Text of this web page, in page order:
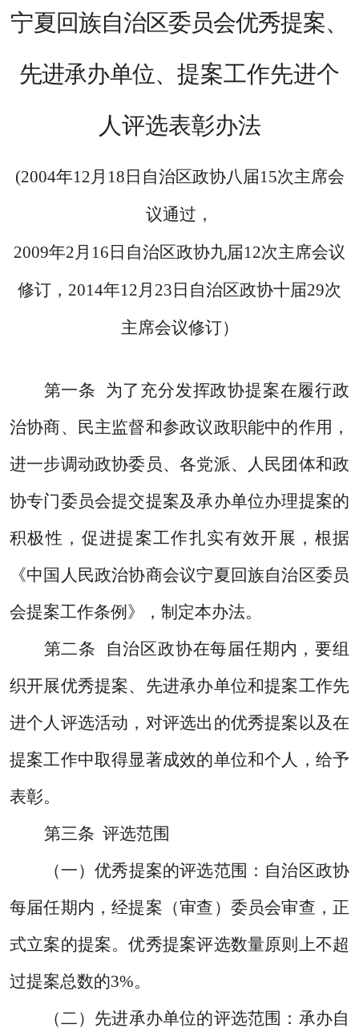
宁夏回族自治区委员会优秀提案、
先进承办单位、 提案工作先进个
人评选表彰办法
(2004年12月18 日 自治区政协八届15次主席会
议通过，
2009年2月 16 日 自治区政协九届12次主席会议
修订， 2014年12月 23 日自治区政协十届29次
主席会议修订）
第一条
为了充分发挥政协提案在履行政
治协商、民主监督和参政议政职能中的作用，
进一步调动政协委员、各党派、人民团体和政
协专门委员会提交提案及承办单位办理提案的
积极性，促进提案工作扎实有效开展，根据
《中国人民政治协商会议宁夏回族自治区委员
会提案工作条例》，制定本办法。
第二条
自治区政协在每届任期内 ，要组
织开展优秀提案、先进承办单位和提案工作先
进个人评选活动，对评选出的优秀提案以及在
提案工作中取得显著成效的单位和个人，给予
表彰。
第三条 评选范围
（一）优秀提案的评选范围 ： 自治区政协
每届任期内，经提案（审查）委员会审查，正
式立案的提案。优秀提案评选数量原则上不超
过提案总数的3%。
（二）先进承办单位的评选范围：承办自